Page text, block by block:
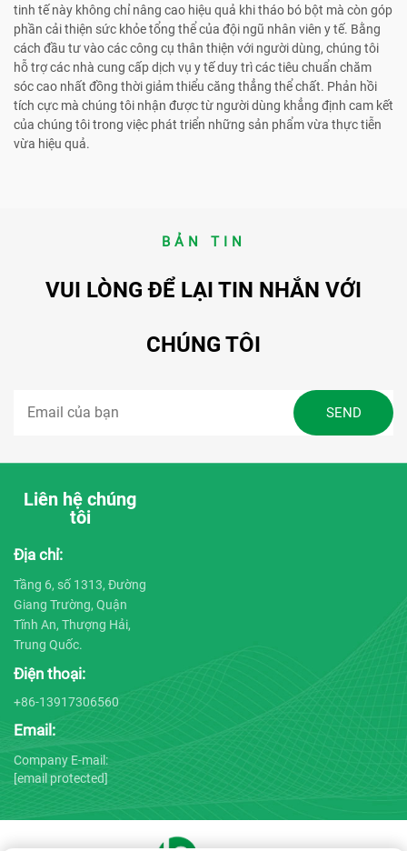
tinh tế này không chỉ nâng cao hiệu quả khi tháo bó bột mà còn góp
phần cải thiện sức khỏe tổng thể của đội ngũ nhân viên y tế. Bằng
cách đầu tư vào các công cụ thân thiện với người dùng, chúng tôi
hỗ trợ các nhà cung cấp dịch vụ y tế duy trì các tiêu chuẩn chăm
sóc cao nhất đồng thời giảm thiểu căng thẳng thể chất. Phản hồi
tích cực mà chúng tôi nhận được từ người dùng khẳng định cam kết
của chúng tôi trong việc phát triển những sản phẩm vừa thực tiễn
vừa hiệu quả.
BẢN TIN
VUI LÒNG ĐỂ LẠI TIN NHẮN VỚI
CHÚNG TÔI
Liên hệ chúng
tôi
Địa chỉ:
Tầng 6, số 1313, Đường
Giang Trường, Quận
Tĩnh An, Thượng Hải,
Trung Quốc.
Điện thoại:
+86-13917306560
Email:
Company E-mail:
[email protected]